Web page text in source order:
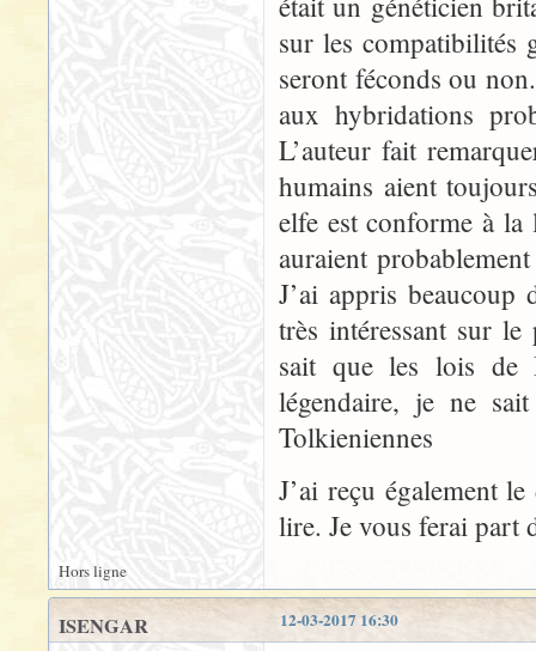
sur les compatibilités
seront féconds ou
aux hybridations
L’auteur fait
humains aient
elfe est conforme à la
auraient
J’ai appris
très intéressant sur
sait que les lois de
légendaire, je ne
Tolkieniennes
J’ai reçu également
lire. Je vous ferai part
Hors ligne
12-03-2017 16:30
ISENGAR